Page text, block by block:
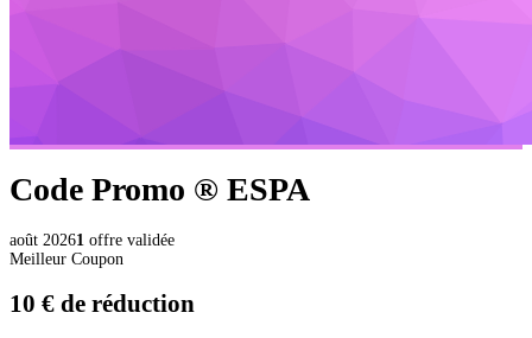
Code Promo ® ESPA
août 20261 offre validée
Meilleur Coupon
10 € de réduction